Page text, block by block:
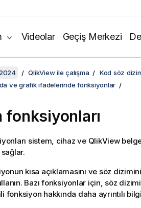
Videolar Geçiş Merkezi
QlikView ile çalışma
Kod söz
ve grafik ifadelerinde fonksiyonlar
fonksiyonları
sistem, cihaz ve QlikView
kısa açıklamasını ve söz
Bazı fonksiyonlar için, söz
fonksiyon hakkında daha ayrıntılı